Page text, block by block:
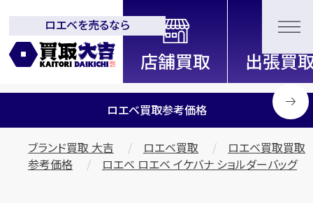
全国2000店舗以上展開中！
信頼と実績の買取専門店「買取大
吉」
ロエベを売るなら
ロエベ買取参考価格
ブランド買取 大吉 ロエベ買取
ロエベ買取買取
参考価格
ロエベ ロエベ イケバナ ショルダーバッグ